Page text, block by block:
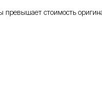
стоимость